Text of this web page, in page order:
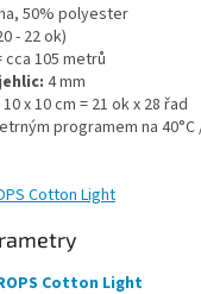
50% polyester
- 22 ok)
cca 105 metrů
4 mm
10 x 10 cm = 21 ok x 28 řad
programem na
Cotton Light
Cotton Light